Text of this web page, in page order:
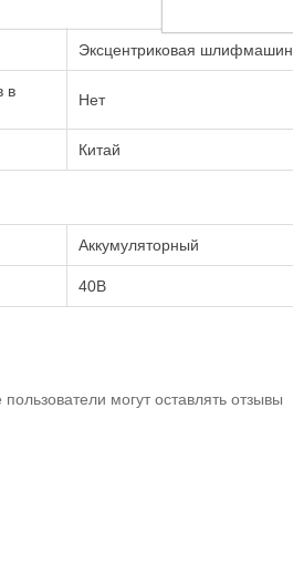
Эксцентриковая
в
Нет
Китай
Аккумуляторный
40В
могут оставлять отзывы